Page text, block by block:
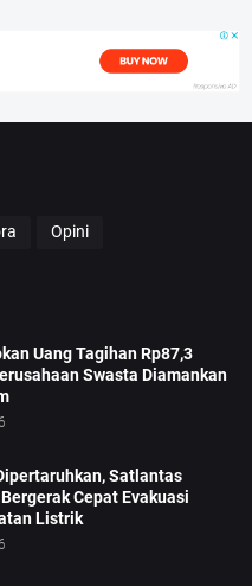
Opini
Uang Tagihan Rp87,3
Swasta Diamankan
Satlantas
Cepat Evakuasi
Listrik